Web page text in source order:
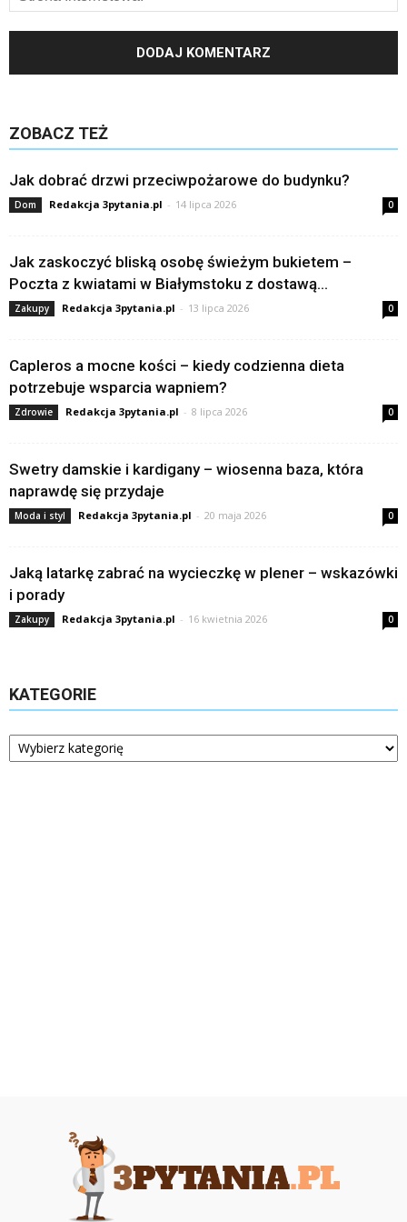
ZOBACZ TEŻ
Jak dobrać drzwi przeciwpożarowe do budynku?
Dom Redakcja 3pytania.pl - 14 lipca 2026 0
Jak zaskoczyć bliską osobę świeżym bukietem –
Poczta z kwiatami w Białymstoku z dostawą...
Zakupy Redakcja 3pytania.pl - 13 lipca 2026 0
Capleros a mocne kości – kiedy codzienna dieta
potrzebuje wsparcia wapniem?
Zdrowie Redakcja 3pytania.pl - 8 lipca 2026 0
Swetry damskie i kardigany – wiosenna baza, która
naprawdę się przydaje
Moda i styl Redakcja 3pytania.pl - 20 maja 2026 0
Jaką latarkę zabrać na wycieczkę w plener – wskazówki
i porady
Zakupy Redakcja 3pytania.pl - 16 kwietnia 2026 0
KATEGORIE
Kategorie